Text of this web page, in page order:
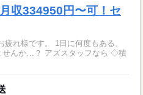
収334950円〜可！セ
タッフなら ◇積